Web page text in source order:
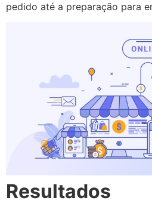
pedido até a preparação para
Resultados